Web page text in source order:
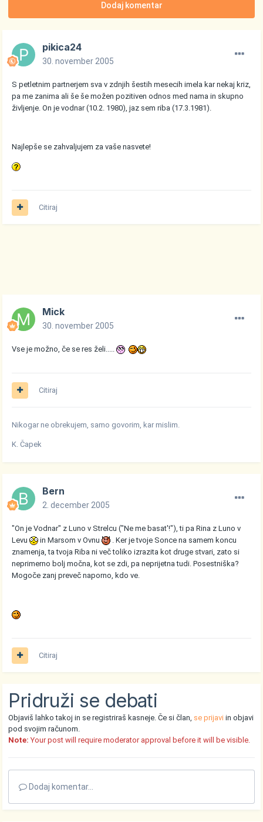
Dodaj komentar
pikica24
30. november 2005
S petletnim partnerjem sva v zdnjih šestih mesecih imela kar nekaj kriz,
pa me zanima ali še še možen pozitiven odnos med nama in skupno
življenje. On je vodnar (10.2. 1980), jaz sem riba (17.3.1981).
Najlepše se zahvaljujem za vaše nasvete!
Citiraj
Mick
30. november 2005
Vse je možno, če se res želi.....
Citiraj
Nikogar ne obrekujem, samo govorim, kar mislim.
K. Čapek
Bern
2. december 2005
"On je Vodnar" z Luno v Strelcu ("Ne me basat'!"), ti pa Rina z Luno v
Levu
in Marsom v Ovnu
. Ker je tvoje Sonce na samem koncu
znamenja, ta tvoja Riba ni več toliko izrazita kot druge stvari, zato si
neprimerno bolj močna, kot se zdi, pa neprijetna tudi. Posestniška?
Mogoče zanj preveč naporno, kdo ve.
Citiraj
Pridruži se debati
Objaviš lahko takoj in se registriraš kasneje. Če si član, se prijavi in objavi
pod svojim računom.
Note: Your post will require moderator approval before it will be visible.
Dodaj komentar...